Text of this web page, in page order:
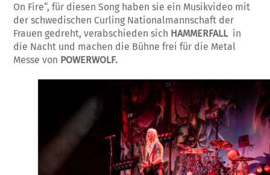
On Fire“, für diesen Song haben sie ein Musikvideo mit
der schwedischen Curling Nationalmannschaft der
Frauen gedreht, verabschieden sich HAMMERFALLin
die Nacht und machen die Bühne frei für die Metal
Messe von POWERWOLF.